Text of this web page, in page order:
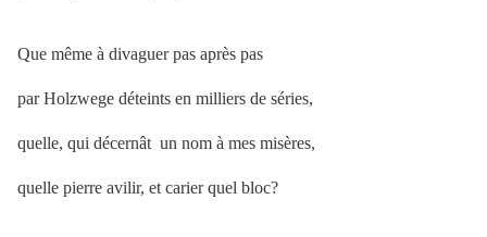
Que même à divaguer pas après pas
par Holzwege déteints en milliers de séries,
quelle, qui décernât un nom à mes misères,
quelle pierre avilir, et carier quel bloc?